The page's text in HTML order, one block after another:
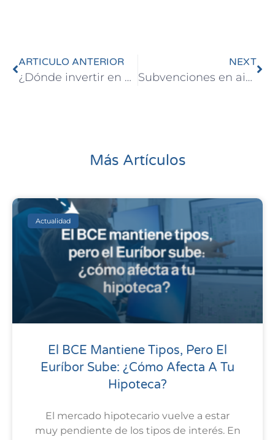
ARTICULO ANTERIOR
¿Dónde invertir en vivienda?
NEXT
Subvenciones en aislamiento acústico en BCN
Más Artículos
Actualidad
El BCE Mantiene Tipos, Pero El
Euríbor Sube: ¿cómo Afecta A Tu
Hipoteca?
El mercado hipotecario vuelve a estar
muy pendiente de los tipos de interés. En